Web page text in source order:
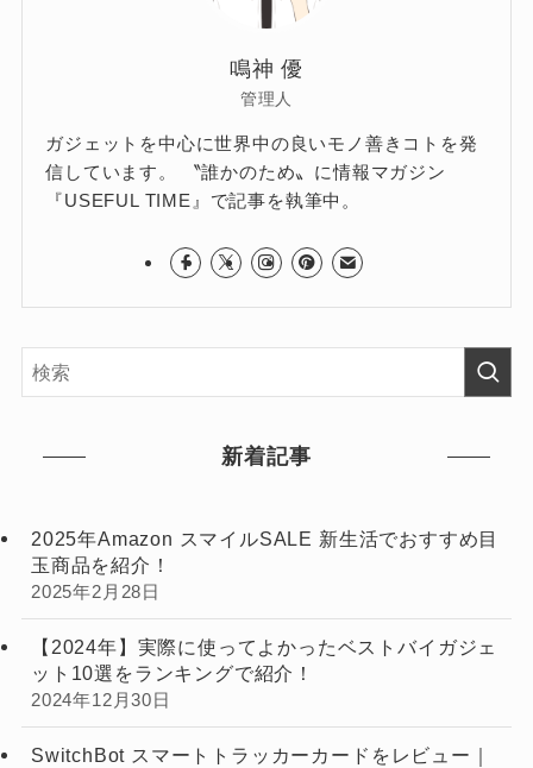
鳴神 優
管理人
ガジェットを中心に世界中の良いモノ善きコトを発
信しています。 〝誰かのため〟に情報マガジン
『USEFUL TIME』で記事を執筆中。
新着記事
2025年Amazon スマイルSALE 新生活でおすすめ目
玉商品を紹介！
2025年2月28日
【2024年】実際に使ってよかったベストバイガジェ
ット10選をランキングで紹介！
2024年12月30日
SwitchBot スマートトラッカーカードをレビュー｜